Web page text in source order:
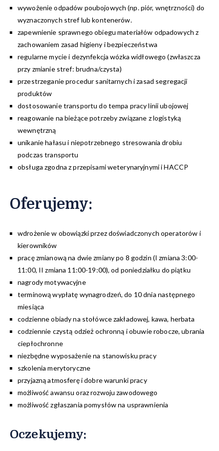
wywożenie odpadów poubojowych (np. piór, wnętrzności) do
wyznaczonych stref lub kontenerów.
zapewnienie sprawnego obiegu materiałów odpadowych z
zachowaniem zasad higieny i bezpieczeństwa
regularne mycie i dezynfekcja wózka widłowego (zwłaszcza
przy zmianie stref: brudna/czysta)
przestrzeganie procedur sanitarnych i zasad segregacji
produktów
dostosowanie transportu do tempa pracy linii ubojowej
reagowanie na bieżące potrzeby związane z logistyką
wewnętrzną
unikanie hałasu i niepotrzebnego stresowania drobiu
podczas transportu
obsługa zgodna z przepisami weterynaryjnymi i HACCP
Oferujemy:
wdrożenie w obowiązki przez doświadczonych operatorów i
kierowników
pracę zmianową na dwie zmiany po 8 godzin (I zmiana 3:00-
11:00, II zmiana 11:00-19:00), od poniedziałku do piątku
nagrody motywacyjne
terminową wypłatę wynagrodzeń, do 10 dnia następnego
miesiąca
codzienne obiady na stołówce zakładowej, kawa, herbata
codziennie czystą odzież ochronną i obuwie robocze, ubrania
ciepłochronne
niezbędne wyposażenie na stanowisku pracy
szkolenia merytoryczne
przyjazną atmosferę i dobre warunki pracy
możliwość awansu oraz rozwoju zawodowego
możliwość zgłaszania pomysłów na usprawnienia
Oczekujemy: